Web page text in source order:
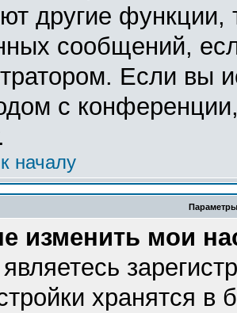
другие функции,
сообщений,
Если вы
с
началу
изменить мои
хранятся